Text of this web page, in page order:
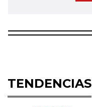
TENDENCIAS